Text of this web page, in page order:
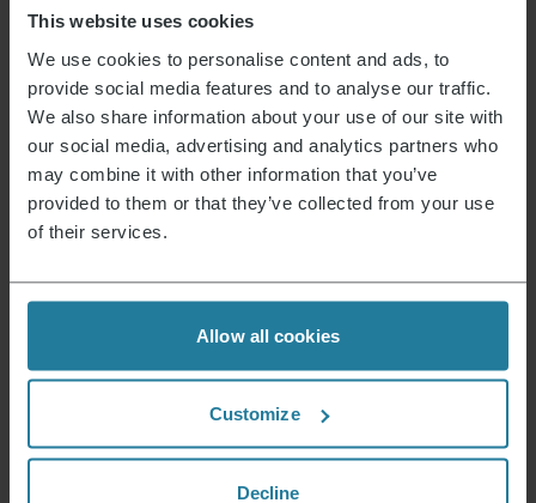
This website uses cookies
We use cookies to personalise content and ads, to
provide social media features and to analyse our traffic.
We also share information about your use of our site with
our social media, advertising and analytics partners who
may combine it with other information that you’ve
provided to them or that they’ve collected from your use
of their services.
Allow all cookies
Customize
Decline
Iscriviti
Questo è ciò che rappresentiamo.
Premium per tutti.
ma uno stile di
vita accessibile a tutti.
Combiniamo tecnologia
intuitiva con gli standard